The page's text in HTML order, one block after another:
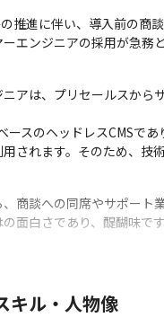
推進に伴い、導入前の商
エンジニアの採用が急務
アは、プリセールスから
ースのヘッドレスCMSで
用されます。そのため、技
商談への同席やサポート
面白さであり、醍醐味です
キル・人物像